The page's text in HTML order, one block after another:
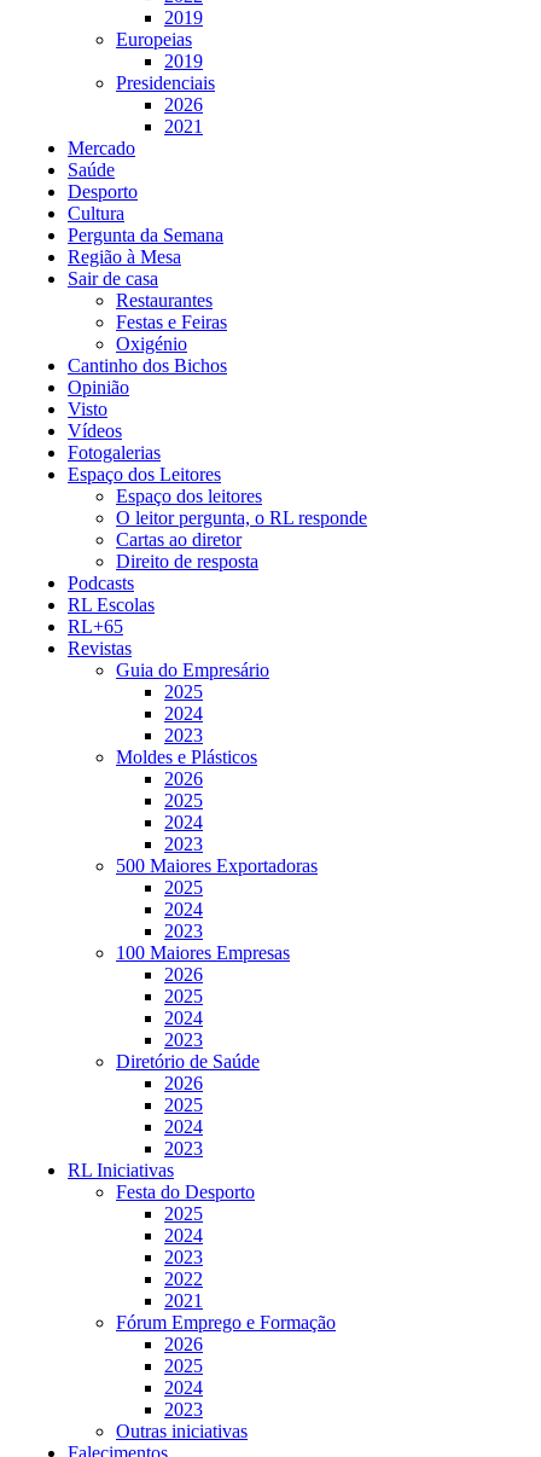
2019
Europeias
2019
Presidenciais
2026
2021
Mercado
Saúde
Desporto
Cultura
Pergunta da Semana
Região à Mesa
Sair de casa
Restaurantes
Festas e Feiras
Oxigénio
Cantinho dos Bichos
Opinião
Visto
Vídeos
Fotogalerias
Espaço dos Leitores
Espaço dos leitores
O leitor pergunta, o RL responde
Cartas ao diretor
Direito de resposta
Podcasts
RL Escolas
RL+65
Revistas
Guia do Empresário
2025
2024
2023
Moldes e Plásticos
2026
2025
2024
2023
500 Maiores Exportadoras
2025
2024
2023
100 Maiores Empresas
2026
2025
2024
2023
Diretório de Saúde
2026
2025
2024
2023
RL Iniciativas
Festa do Desporto
2025
2024
2023
2022
2021
Fórum Emprego e Formação
2026
2025
2024
2023
Outras iniciativas
Falecimentos